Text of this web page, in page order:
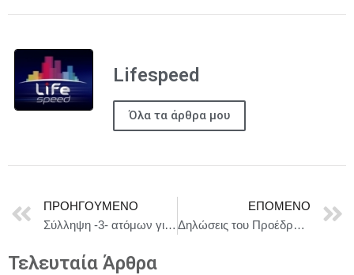
Lifespeed
Όλα τα άρθρα μου
ΠΡΟΗΓΟΎΜΕΝΟ
Σύλληψη -3- ατόμων για κατοχή ναρκωτικών ουσιών σε Ζάκυνθο και Λευκάδα
ΕΠΌΜΕΝΟ
Δηλώσεις του Προέδρου Αντόνιο Κόστα στη συνέντευξη Τύπου μετά τη συνάντηση με τον Πρωθυπουργό της Αλβανίας Έντι Ράμα
Τελευταία Άρθρα